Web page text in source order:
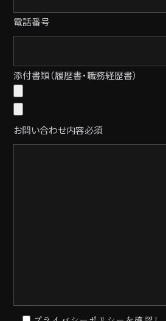
電話番号
添付書類（履歴書・職務経歴書）
お問い合わせ内容必須